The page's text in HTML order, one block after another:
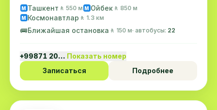
M Ташкент 🚶 550 м M Ойбек 🚶 850 м
M Космонавтлар 🚶 1.3 км
🚌Ближайшая остановка 🚶 150 м· автобусы: 22
+99871 20… Показать номер
Записаться
Подробнее